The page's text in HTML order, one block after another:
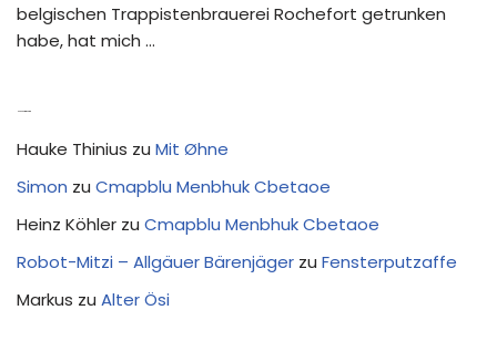
belgischen Trappistenbrauerei Rochefort getrunken
habe, hat mich …
Hauke Thinius zu Mit Øhne
Simon zu Cmapblu Menbhuk Cbetaoe
Heinz Köhler zu Cmapblu Menbhuk Cbetaoe
Robot-Mitzi – Allgäuer Bärenjäger zu Fensterputzaffe
Markus zu Alter Ösi